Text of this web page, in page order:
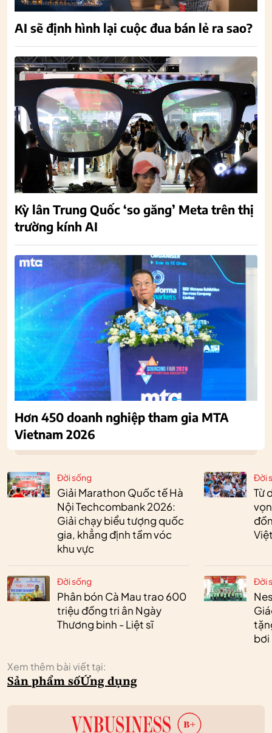
Đời sống
Giải Marathon Quốc tế Hà
Nội Techcombank 2026:
Giải chạy biểu tượng quốc
gia, khẳng định tầm vóc
khu vực
Đời sống
Phân bón Cà Mau trao 600
triệu đồng tri ân Ngày
Thương binh - Liệt sĩ
Đời
Từ
Đời
bơi
Xem thêm bài viết tại:
Sản phẩm sốỨng dụng
AI sẽ định hình lại cuộc đua bán lẻ ra sao?
Kỳ lân Trung Quốc ‘so găng’ Meta trên thị
trường kính AI
Hơn 450 doanh nghiệp tham gia MTA
Vietnam 2026